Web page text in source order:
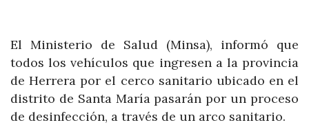
El Ministerio de Salud (Minsa), informó que
todos los vehículos que ingresen a la provincia
de Herrera por el cerco sanitario ubicado en el
distrito de Santa María pasarán por un proceso
de desinfección, a través de un arco sanitario.